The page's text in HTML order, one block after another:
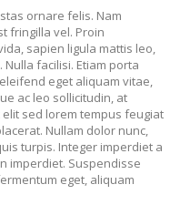
ornare felis. Nam
fringilla vel. Proin
sapien ligula mattis leo,
facilisi. Etiam porta
eget aliquam vitae,
ac leo sollicitudin, at
sed lorem tempus feugiat
Nullam dolor nunc,
turpis. Integer imperdiet a
imperdiet. Suspendisse
eget, aliquam